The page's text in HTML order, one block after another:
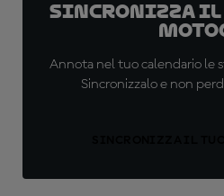
Sincronizza il
Annota nel tuo calendario le
Sincronizzalo e non